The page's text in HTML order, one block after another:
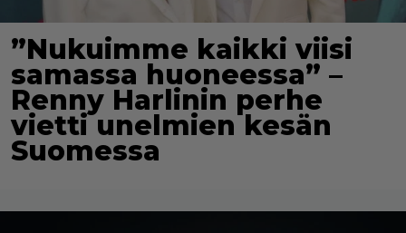
”Nukuimme kaikki viisi
samassa huoneessa” –
Renny Harlinin perhe
vietti unelmien kesän
Suomessa